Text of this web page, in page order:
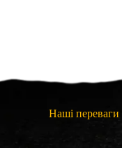
Наші переваги